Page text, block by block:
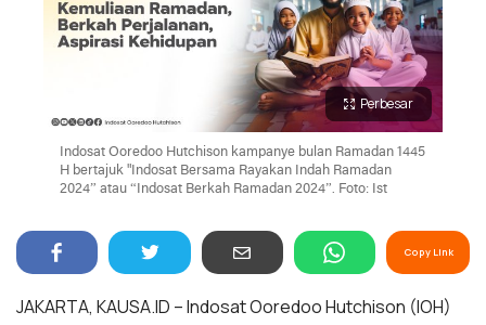
Perbesar
Indosat Ooredoo Hutchison kampanye bulan Ramadan 1445
H bertajuk "Indosat Bersama Rayakan Indah Ramadan
2024” atau “Indosat Berkah Ramadan 2024”. Foto: Ist
Copy Link
JAKARTA, KAUSA.ID – Indosat Ooredoo Hutchison (IOH)